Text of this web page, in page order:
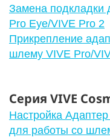
Замена подкладки
Pro Eye/VIVE Pro 2
Прикрепление
шлему VIVE Pro/
Серия VIVE
Настройка
для работы со